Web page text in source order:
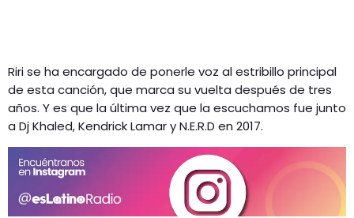
Riri se ha encargado de ponerle voz al estribillo principal
de esta canción, que marca su vuelta después de tres
años. Y es que la última vez que la escuchamos fue junto
a Dj Khaled, Kendrick Lamar y N.E.R.D en 2017.